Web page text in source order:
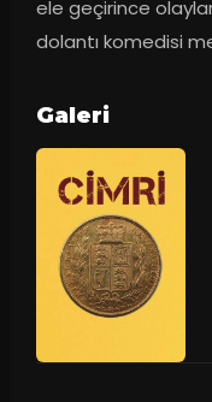
ele geçirince olaylar
dolantı komedisi
Galeri